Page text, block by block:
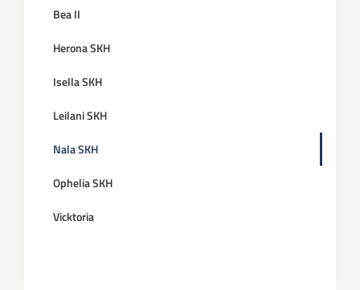
Bea II
Herona SKH
Isella SKH
Leilani SKH
Nala SKH
Ophelia SKH
Vicktoria